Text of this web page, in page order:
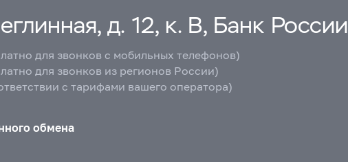
д. 12, к. В, Банк России
для звонков с мобильных телефонов)
для звонков из регионов России)
с тарифами вашего оператора)
обмена